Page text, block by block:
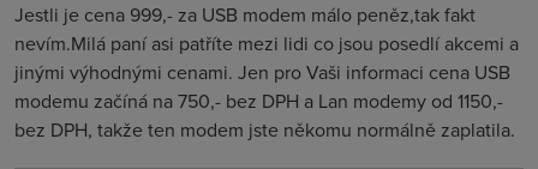
Jestli je cena 999,- za USB modem málo peněz,tak fakt
nevím.Milá paní asi patříte mezi lidi co jsou posedlí akcemi a
jinými výhodnými cenami. Jen pro Vaši informaci cena USB
modemu začíná na 750,- bez DPH a Lan modemy od 1150,-
bez DPH, takže ten modem jste někomu normálně zaplatila.